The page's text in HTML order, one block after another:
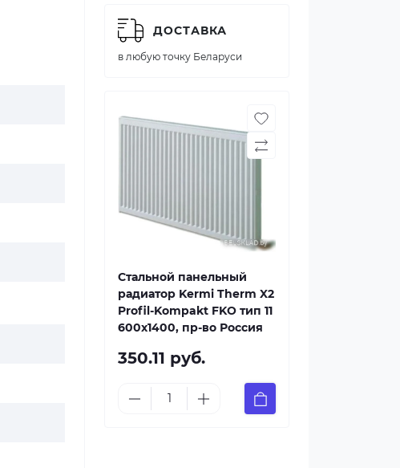
ДОСТАВКА
в любую точку Беларуси
Стальной панельный
радиатор Kermi Therm X2
Profil-Kompakt FKO тип 11
600x1400, пр-во Россия
350.11 руб.